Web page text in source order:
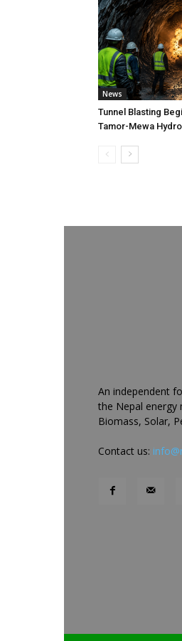
News
Tunnel Blasting
Tamor-Mewa
An independent
the Nepal energy
Biomass, Solar,
Contact us: